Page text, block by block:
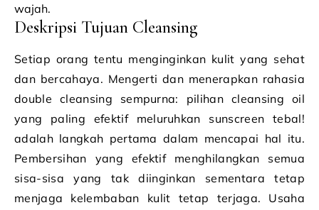
wajah.
Deskripsi Tujuan Cleansing
Setiap orang tentu menginginkan kulit yang sehat
dan bercahaya. Mengerti dan menerapkan rahasia
double cleansing sempurna: pilihan cleansing oil
yang paling efektif meluruhkan sunscreen tebal!
adalah langkah pertama dalam mencapai hal itu.
Pembersihan yang efektif menghilangkan semua
sisa-sisa yang tak diinginkan sementara tetap
menjaga kelembaban kulit tetap terjaga. Usaha